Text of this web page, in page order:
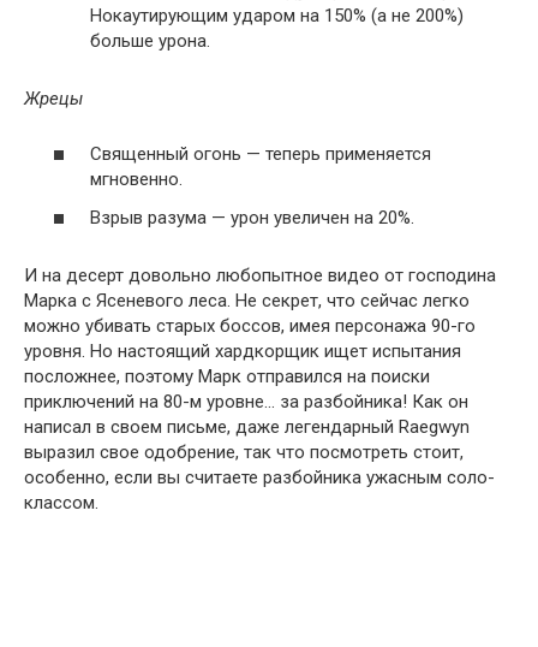
Нокаутирующим ударом на 150% (а не 200%)
больше урона.
Жрецы
Священный огонь — теперь применяется
мгновенно.
Взрыв разума — урон увеличен на 20%.
И на десерт довольно любопытное видео от господина
Марка с Ясеневого леса. Не секрет, что сейчас легко
можно убивать старых боссов, имея персонажа 90-го
уровня. Но настоящий хардкорщик ищет испытания
посложнее, поэтому Марк отправился на поиски
приключений на 80-м уровне… за разбойника! Как он
написал в своем письме, даже легендарный Raegwyn
выразил свое одобрение, так что посмотреть стоит,
особенно, если вы считаете разбойника ужасным соло-
классом.